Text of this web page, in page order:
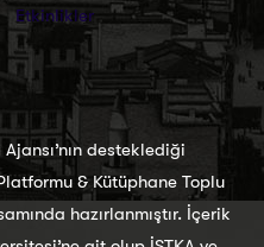
Etkinlikler
desteklediği
& Kütüphane Toplu
hazırlanmıştır. İçerik